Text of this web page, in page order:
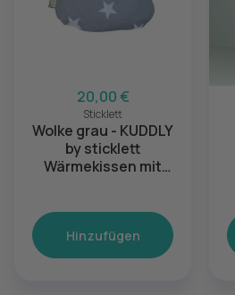
20,00 €
Sticklett
Wolke grau - KUDDLY
by sticklett
Wärmekissen mit
Hinzufügen